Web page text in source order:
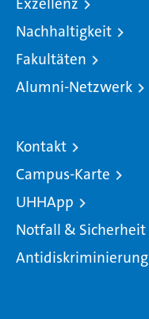
Nachhaltigkeit
Fakultäten
Alumni-Netzwerk
Kontakt
Campus-Karte
UHHApp
Notfall & Sicherheit
Antidiskriminierung